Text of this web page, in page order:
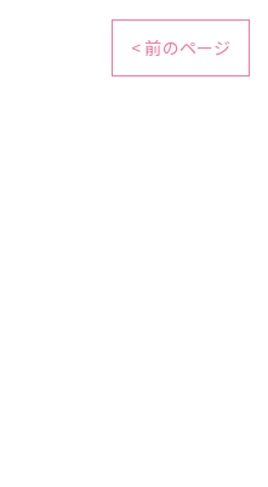
< 前のページ